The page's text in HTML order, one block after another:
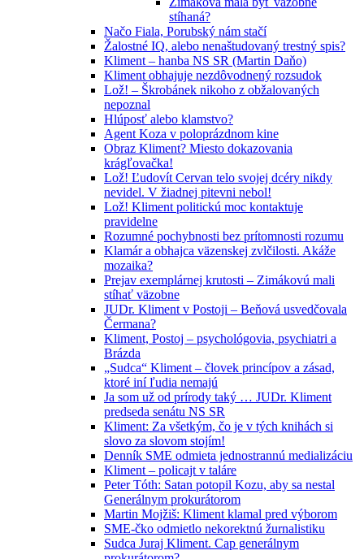
stíhaná?
Načo Fiala, Porubský nám stačí
Žalostné IQ, alebo nenaštudovaný trestný spis?
Kliment – hanba NS SR (Martin Daňo)
Kliment obhajuje nezdôvodnený rozsudok
Lož! – Škrobánek nikoho z obžalovaných
nepoznal
Hlúposť alebo klamstvo?
Agent Koza v poloprázdnom kine
Obraz Kliment? Miesto dokazovania
krágľovačka!
Lož! Ľudovít Cervan telo svojej dcéry nikdy
nevidel. V žiadnej pitevni nebol!
Lož! Kliment politickú moc kontaktuje
pravidelne
Rozumné pochybnosti bez prítomnosti rozumu
Klamár a obhajca väzenskej zvlčilosti. Akáže
mozaika?
Prejav exemplárnej krutosti – Zimákovú mali
stíhať väzobne
JUDr. Kliment v Postoji – Beňová usvedčovala
Čermana?
Kliment, Postoj – psychológovia, psychiatri a
Brázda
„Sudca“ Kliment – človek princípov a zásad,
ktoré iní ľudia nemajú
Ja som už od prírody taký … JUDr. Kliment
predseda senátu NS SR
Kliment: Za všetkým, čo je v tých knihách si
slovo za slovom stojím!
Denník SME odmieta jednostrannú medializáciu
Kliment – policajt v taláre
Peter Tóth: Satan potopil Kozu, aby sa nestal
Generálnym prokurátorom
Martin Mojžiš: Kliment klamal pred výborom
SME-čko odmietlo nekorektnú žurnalistiku
Sudca Juraj Kliment. Cap generálnym